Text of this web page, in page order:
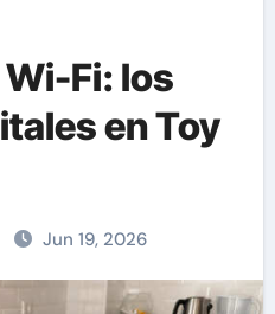
Wi-Fi: los
en Toy
Jun 19, 2026